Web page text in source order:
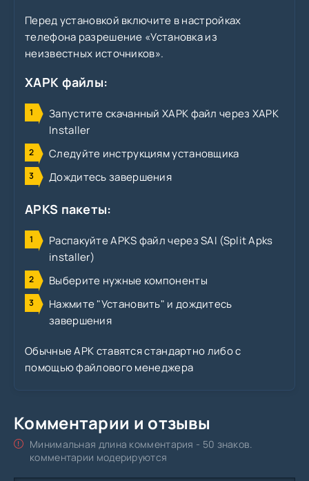
Перед установкой включите в настройках
телефона разрешение «Установка из
неизвестных источников».
XAPK файлы:
Запустите скачанный XAPK файл через XAPK
Installer
Следуйте инструкциям установщика
Дождитесь завершения
APKS пакеты:
Распакуйте APKS файл через SAI (Split Apks
installer)
Выберите нужные компоненты
Нажмите "Установить" и дождитесь
завершения
Обычные APK ставятся стандартно либо с
помощью файлового менеджера
Комментарии и отзывы
Минимальная длина комментария - 50 знаков.
комментарии модерируются